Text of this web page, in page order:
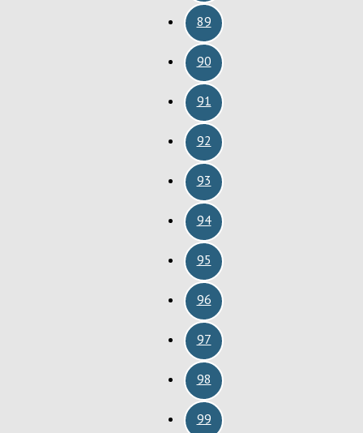
89
90
91
92
93
94
95
96
97
98
99